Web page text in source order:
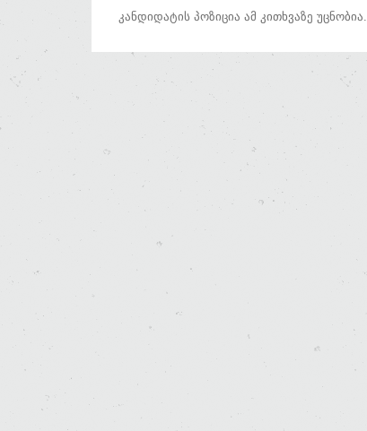
კანდიდატის პოზიცია ამ კითხვაზე უცნობია.